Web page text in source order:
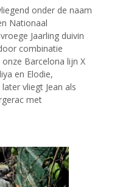
onder de naam
Nationaal
Jaarling duivin
combinatie
Barcelona lijn X
en Elodie,
vliegt Jean als
met